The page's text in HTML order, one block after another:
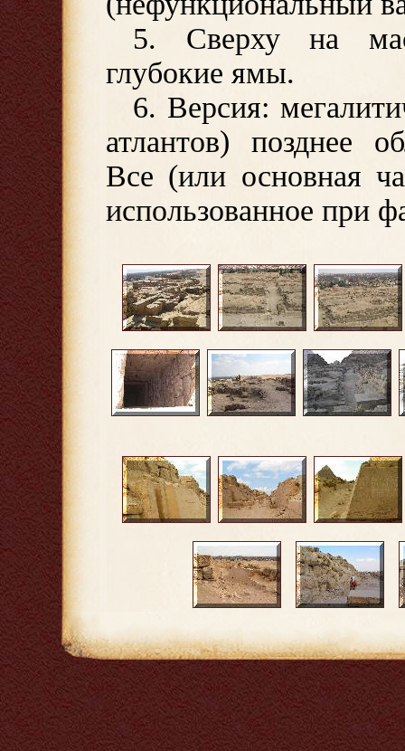
5. Сверху на
глубокие ямы.
6. Версия:
атлантов) позднее
Все (или основная
использованное при